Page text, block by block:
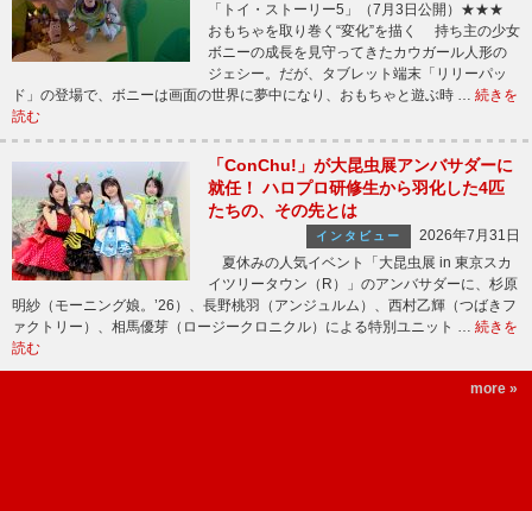
「トイ・ストーリー5」（7月3日公開）★★★
おもちゃを取り巻く“変化”を描く 持ち主の少女
ボニーの成長を見守ってきたカウガール人形の
ジェシー。だが、タブレット端末「リリーパッ
ド」の登場で、ボニーは画面の世界に夢中になり、おもちゃと遊ぶ時 … 続きを
読む
「ConChu!」が大昆虫展アンバサダーに
就任！ ハロプロ研修生から羽化した4匹
たちの、その先とは
インタビュー
2026年7月31日
夏休みの人気イベント「大昆虫展 in 東京スカ
イツリータウン（R）」のアンバサダーに、杉原
明紗（モーニング娘。’26）、長野桃羽（アンジュルム）、西村乙輝（つばきフ
ァクトリー）、相馬優芽（ロージークロニクル）による特別ユニット … 続きを
読む
more »